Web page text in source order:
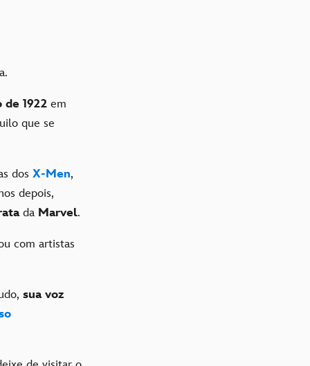
de 1922 em
que se
dos X-Men,
depois,
da Marvel.
com artistas
sua voz